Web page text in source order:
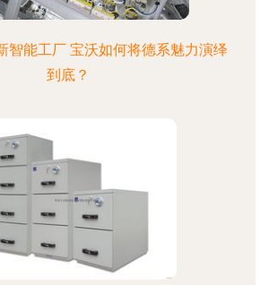
智能工厂 宝沃如何将德系魅力演绎
到底？